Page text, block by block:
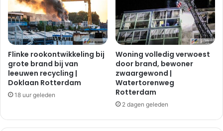
Flinke rookontwikkeling bij
grote brand bij van
leeuwen recycling |
Doklaan Rotterdam
18 uur geleden
Woning volledig verwoest
door brand, bewoner
zwaargewond |
Watertorenweg
Rotterdam
2 dagen geleden